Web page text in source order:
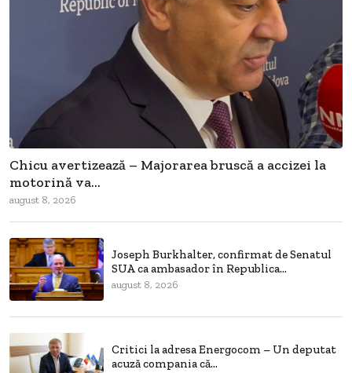
Chicu avertizează – Majorarea bruscă a accizei la
motorină va...
august 8, 2026
Joseph Burkhalter, confirmat de Senatul
SUA ca ambasador în Republica...
august 8, 2026
Critici la adresa Energocom – Un deputat
acuză compania că...